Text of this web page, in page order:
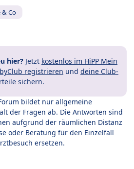
& Co
hier? Jetzt kostenlos im HiPP Mein
registrieren und deine Club-
sichern.
bildet nur allgemeine
der Fragen ab. Die Antworten sind
aufgrund der räumlichen Distanz
oder Beratung für den Einzelfall
ersetzen.